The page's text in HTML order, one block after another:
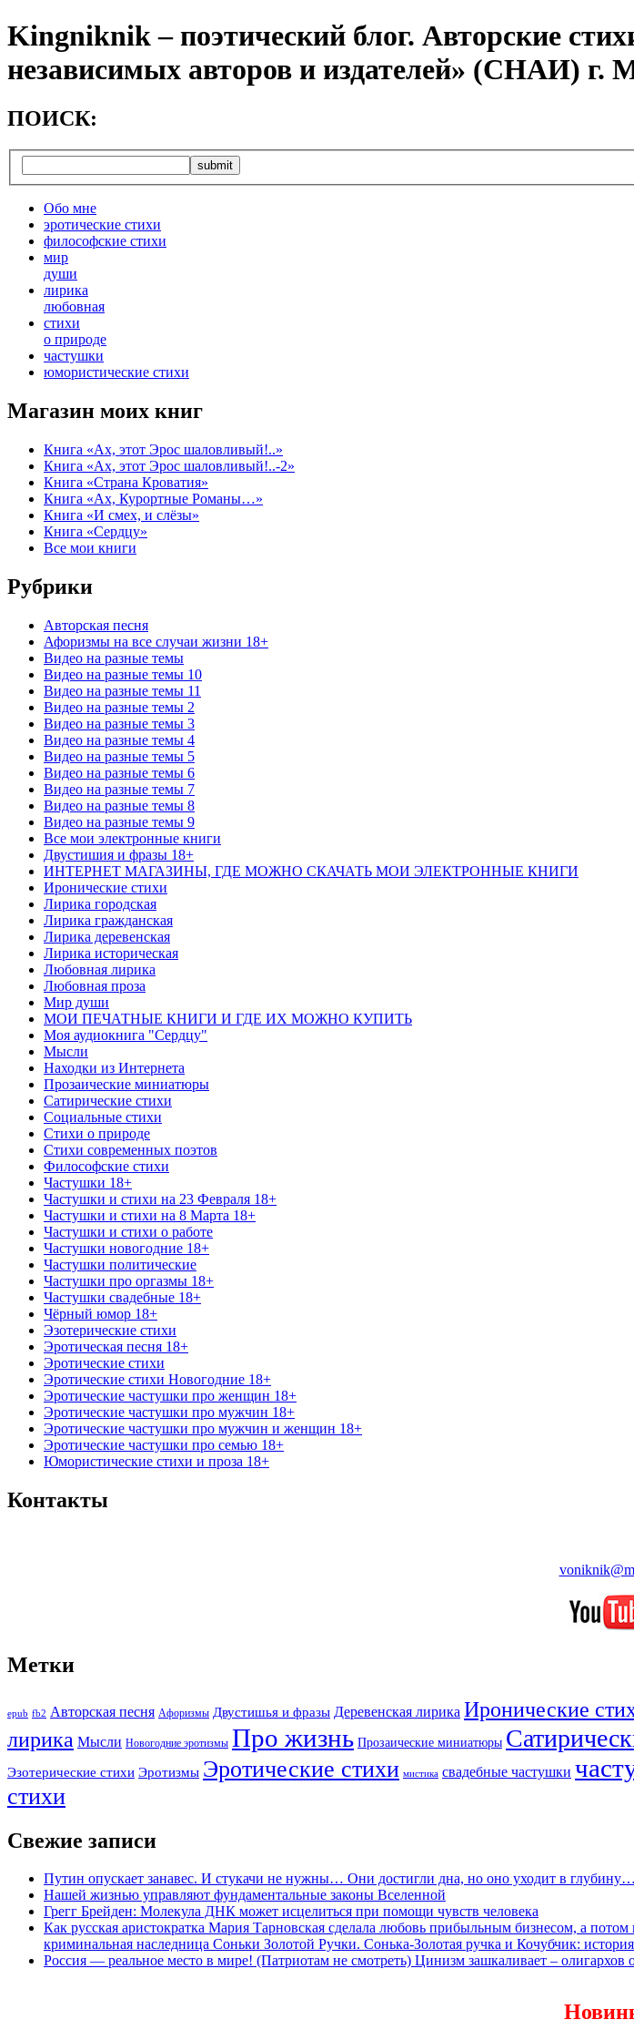
Kingniknik – поэтический блог. Авторские
независимых авторов и издателей» (СНАИ) г.
ПОИСК:
Обо мне
эротические стихи
философские стихи
мир
души
лирика
любовная
cтихи
о природе
частушки
юмористические стихи
Магазин моих книг
Книга «Ах, этот Эрос шаловливый!..»
Книга «Ах, этот Эрос шаловливый!..-2»
Книга «Страна Кроватия»
Книга «Ах, Курортные Романы…»
Книга «И смех, и слёзы»
Книга «Сердцу»
Все мои книги
Рубрики
Авторская песня
Афоризмы на все случаи жизни 18+
Видео на разные темы
Видео на разные темы 10
Видео на разные темы 11
Видео на разные темы 2
Видео на разные темы 3
Видео на разные темы 4
Видео на разные темы 5
Видео на разные темы 6
Видео на разные темы 7
Видео на разные темы 8
Видео на разные темы 9
Все мои электронные книги
Двустишия и фразы 18+
ИНТЕРНЕТ МАГАЗИНЫ, ГДЕ МОЖНО СКАЧАТЬ МОИ ЭЛЕКТРОННЫЕ КНИГИ
Иронические стихи
Лирика городская
Лирика гражданская
Лирика деревенская
Лирика историческая
Любовная лирика
Любовная проза
Мир души
МОИ ПЕЧАТНЫЕ КНИГИ И ГДЕ ИХ МОЖНО КУПИТЬ
Моя аудиокнига "Сердцу"
Мысли
Находки из Интернета
Прозаические миниатюры
Сатирические стихи
Социальные стихи
Стихи о природе
Стихи современных поэтов
Философские стихи
Частушки 18+
Частушки и стихи на 23 Февраля 18+
Частушки и стихи на 8 Марта 18+
Частушки и стихи о работе
Частушки новогодние 18+
Частушки политические
Частушки про оргазмы 18+
Частушки свадебные 18+
Чёрный юмор 18+
Эзотерические стихи
Эротическая песня 18+
Эротические стихи
Эротические стихи Новогодние 18+
Эротические частушки про женщин 18+
Эротические частушки про мужчин 18+
Эротические частушки про мужчин и женщин 18+
Эротические частушки про семью 18+
Юмористические стихи и проза 18+
Контакты
Метки
epub fb2 Авторская песня Афоризмы Двустишья и фразы Деревенская лирика Иронические
лирика Мысли Новогодние эротизмы Про жизнь Прозаические миниатюры
Эзотерические стихи Эротизмы Эротические стихи мистика свадебные частушки
стихи
Свежие записи
Путин опускает занавес. И стукачи не нужны… Они достигли дна, но оно уходит в
Нашей жизнью управляют фундаментальные законы Вселенной
Грегг Брейден: Молекула ДНК может исцелиться при помощи чувств человека
Как русская аристократка Мария Тарновская сделала любовь прибыльным бизнесом, а
криминальная наследница Соньки Золотой Ручки. Сонька-Золотая ручка и Кочубчик: история
Россия — реальное место в мире! (Патриотам не смотреть) Цинизм зашкаливает – олигархов